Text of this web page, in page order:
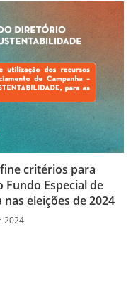
critérios para
Especial de
eleições de 2024
2024